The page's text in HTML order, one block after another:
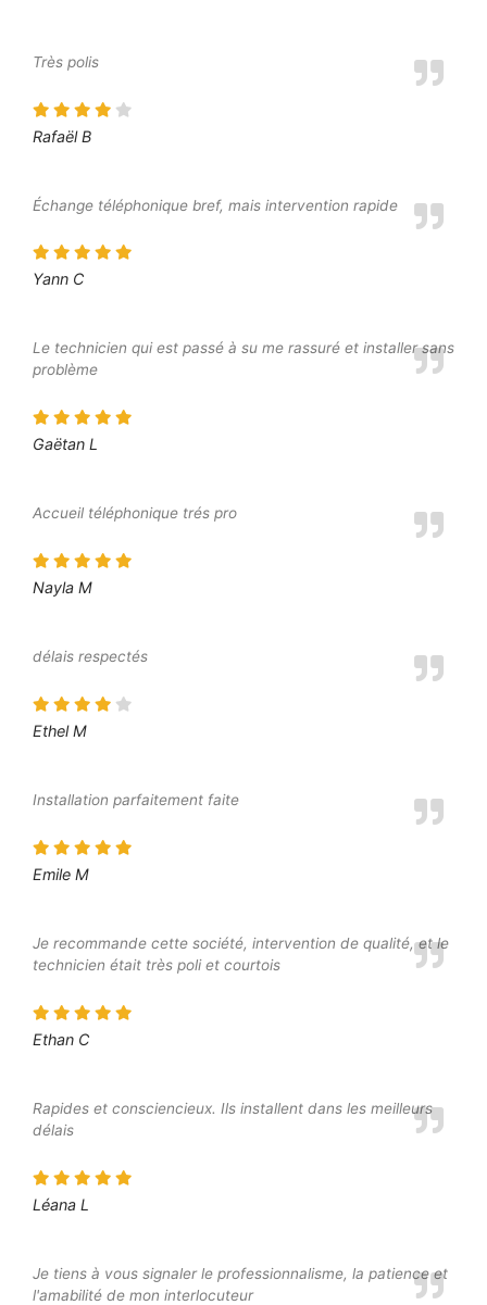
Très polis
Rafaël B
Échange téléphonique bref, mais intervention rapide
Yann C
Le technicien qui est passé à su me rassuré et installer sans
problème
Gaëtan L
Accueil téléphonique trés pro
Nayla M
délais respectés
Ethel M
Installation parfaitement faite
Emile M
Je recommande cette société, intervention de qualité, et le
technicien était très poli et courtois
Ethan C
Rapides et consciencieux. Ils installent dans les meilleurs
délais
Léana L
Je tiens à vous signaler le professionnalisme, la patience et
l'amabilité de mon interlocuteur